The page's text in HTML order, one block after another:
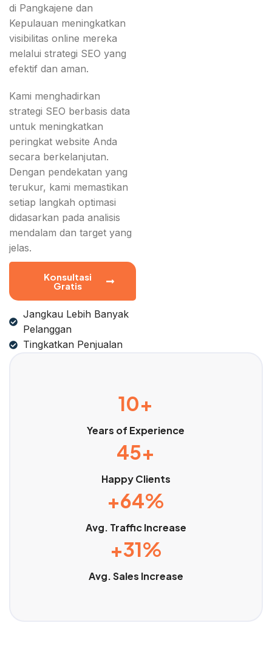
di Pangkajene dan
Kepulauan meningkatkan
visibilitas online mereka
melalui strategi SEO yang
efektif dan aman.
Kami menghadirkan
strategi SEO berbasis data
untuk meningkatkan
peringkat website Anda
secara berkelanjutan.
Dengan pendekatan yang
terukur, kami memastikan
setiap langkah optimasi
didasarkan pada analisis
mendalam dan target yang
jelas.
Konsultasi
Gratis
Jangkau Lebih Banyak
Pelanggan
Tingkatkan Penjualan
10+
Years of Experience
45+
Happy Clients
+64%
Avg. Traffic Increase
+31%
Avg. Sales Increase